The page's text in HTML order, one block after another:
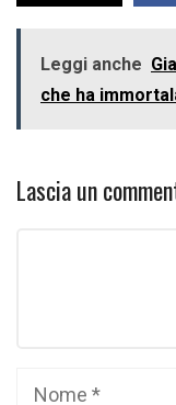
Leggi anche
che ha
Lascia un